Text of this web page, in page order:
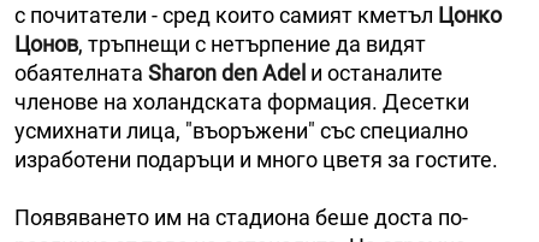
с почитатели - сред които самият кметъл Цонко
Цонов, тръпнещи с нетърпение да видят
обаятелната Sharon den Adel и останалите
членове на холандската формация. Десетки
усмихнати лица, "въоръжени" със специално
изработени подаръци и много цветя за гостите.
Появяването им на стадиона беше доста по-